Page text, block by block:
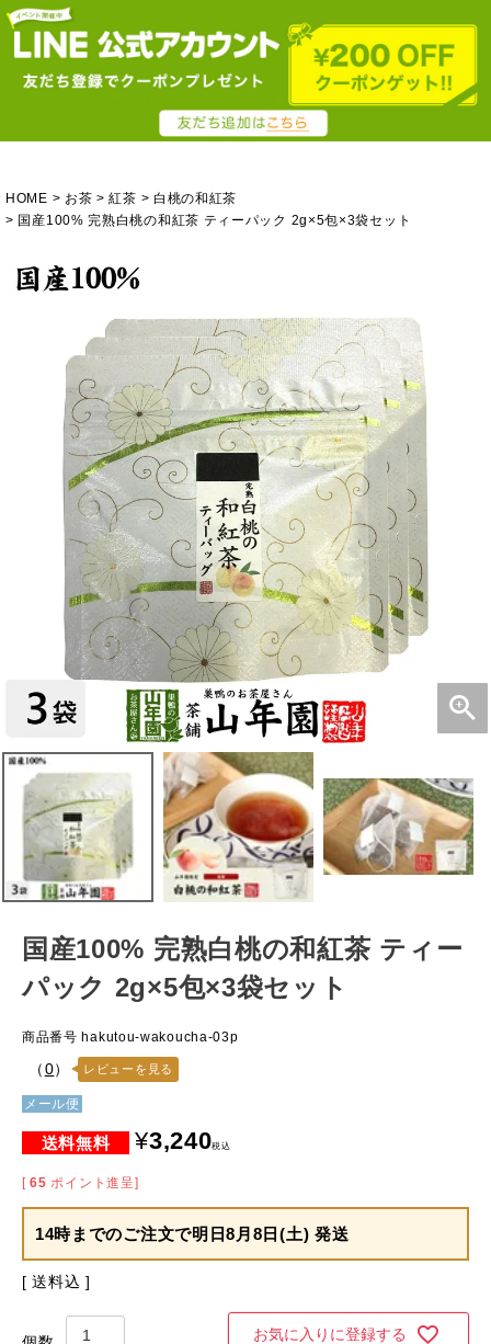
HOME お茶 紅茶
白桃の和紅茶
国産100% 完熟白桃の和紅茶 ティーパック 2g×5包×3袋セット
国産100% 完熟白桃の和紅茶 ティー
パック 2g×5包×3袋セット
商品番号 hakutou-wakoucha-03p
（0） レビューを見る
メール便
¥3,240税込
[ 65 ポイント進呈]
14時までのご注文で明日8月8日(土) 発送
送料込
お気に入りに登録する